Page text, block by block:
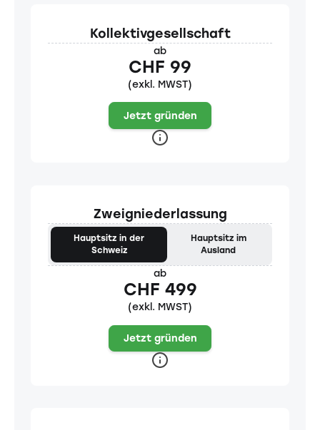
Kollektivgesellschaft
ab
CHF 99
(exkl. MWST)
Jetzt gründen
Zweigniederlassung
Hauptsitz in der
Schweiz
Hauptsitz im
Ausland
ab
CHF 499
(exkl. MWST)
Jetzt gründen